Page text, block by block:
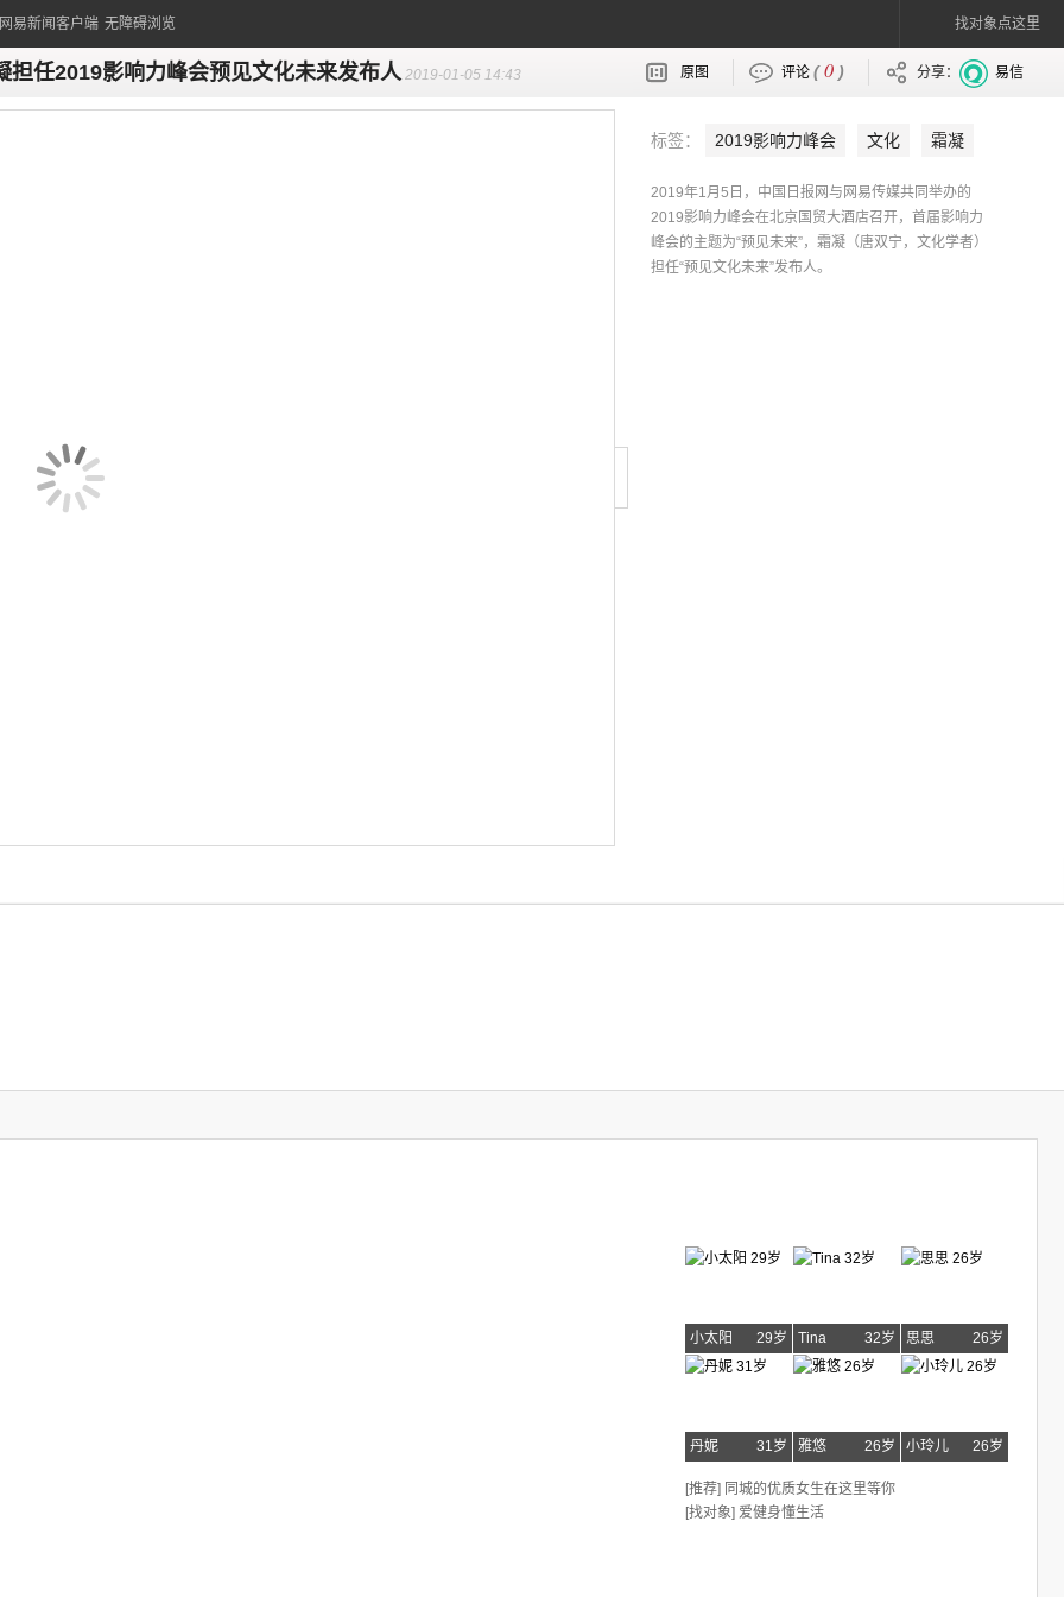
易新闻客户端 无障碍浏览 找对象点这里
担任2019影响力峰会预见文化未来发布人 2019-01-05 14:43 原图 评论 (0 ) 分享： 易信
标签： 2019影响力峰会 文化
霜凝
2019年1月5日，中国日报网与网易传媒共同举办的
2019影响力峰会在北京国贸大酒店召开，首届影响力
峰会的主题为“预见未来”，霜凝（唐双宁，文化学者）
担任“预见文化未来”发布人。
小太阳 29岁 Tina 32岁 思思 26岁
丹妮 31岁 雅悠 26岁 小玲儿 26岁
[推荐] 同城的优质女生在这里等你
[找对象] 爱健身懂生活